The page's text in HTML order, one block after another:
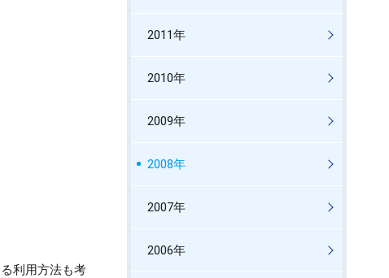
利用方法も考
2011年
2010年
2009年
2008年
2007年
2006年